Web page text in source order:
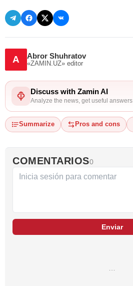
A Abror Shuhratov
«ZAMIN.UZ» editor
Discuss with Zamin AI
Analyze the news, get useful answers
Summarize Pros and cons
COMENTARIOS0
Enviar